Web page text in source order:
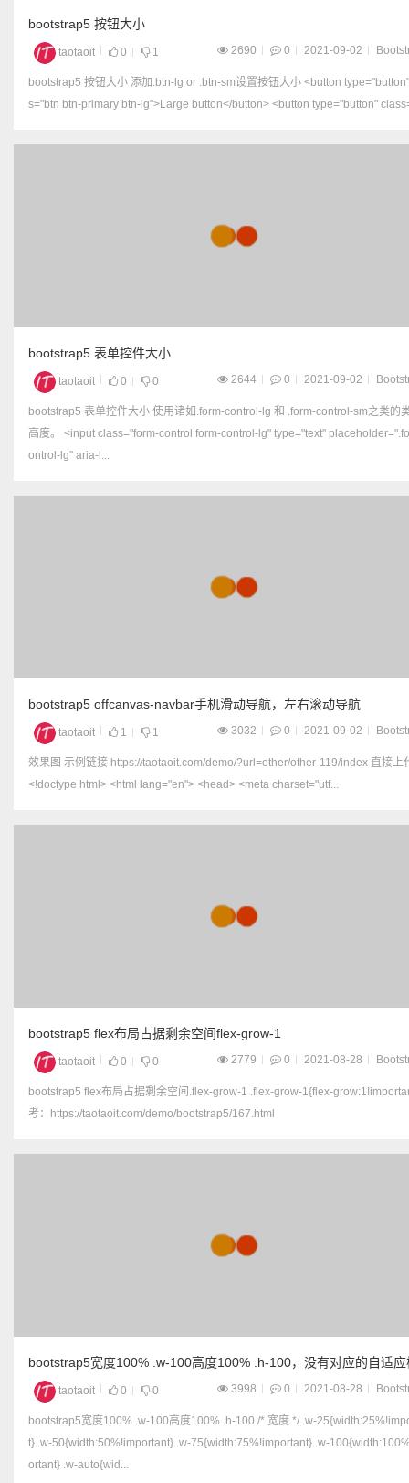
bootstrap5 按钮大小
taotaoit 0 1 2690 0 2021-09-02
bootstrap5 按钮大小 添加.btn-lg or .btn-sm设置按钮大小 <button type="button" clas
s="btn btn-primary btn-lg">Large button</button> <button type="button"
bootstrap5 表单控件大小
taotaoit 0 0 2644 0 2021-09-02
bootstrap5 表单控件大小 使用诸如.form-control-lg 和 .form-control-sm之类的类设置
高度。 <input class="form-control form-control-lg" type="text" placeholder=".form-c
ontrol-lg" aria-l...
bootstrap5 offcanvas-navbar手机滑动导航，左右滚动导航
taotaoit 1 1 3032 0 2021-09-02
效果图 示例链接 https://taotaoit.com/demo/?url=other/other-119/index 直接上代码
<!doctype html> <html lang="en"> <head> <meta charset="utf...
bootstrap5 flex布局占据剩余空间flex-grow-1
taotaoit 0 0 2779 0 2021-08-28
bootstrap5 flex布局占据剩余空间.flex-grow-1 .flex-grow-1{flex-grow:1!important} 参
考：https://taotaoit.com/demo/bootstrap5/167.html
bootstrap5宽度100% .w-100高度100% .h-100，没有对应的自适应
taotaoit 0 0 3998 0 2021-08-28
bootstrap5宽度100% .w-100高度100% .h-100 /* 宽度 */ .w-25{width:25%!importan
t} .w-50{width:50%!important} .w-75{width:75%!important} .w-
ortant} .w-auto{wid...